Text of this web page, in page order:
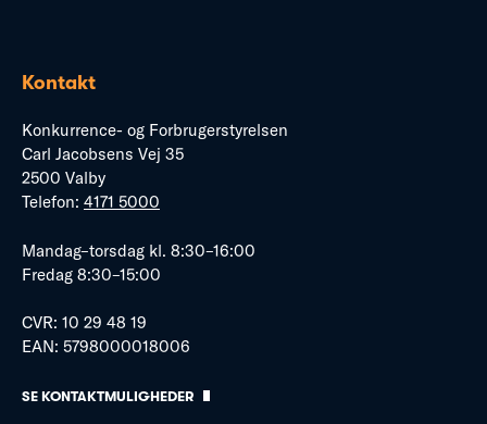
Kontakt
Konkurrence- og Forbrugerstyrelsen
Carl Jacobsens Vej 35
2500 Valby
Telefon: 4171 5000
Mandag–torsdag kl. 8:30–16:00
Fredag 8:30–15:00
CVR: 10 29 48 19
EAN: 5798000018006
SE KONTAKTMULIGHEDER